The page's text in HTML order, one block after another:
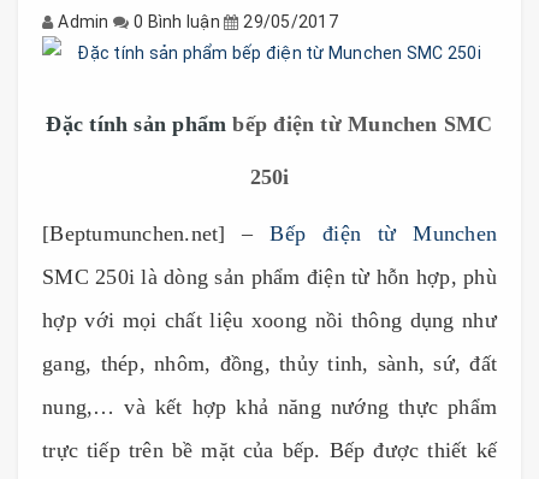
Admin 0 Bình luận 29/05/2017
Đặc tính sản phẩmbếp điện từ Munchen SMC
250i
[Beptumunchen.net] –Bếp điện từ Munchen
SMC 250i là dòng sản phẩm điện từ hỗn hợp, phù
hợp với mọi chất liệu xoong nồi thông dụng như
gang, thép, nhôm, đồng, thủy tinh, sành, sứ, đất
nung,… và kết hợp khả năng nướng thực phẩm
trực tiếp trên bề mặt của bếp. Bếp được thiết kế